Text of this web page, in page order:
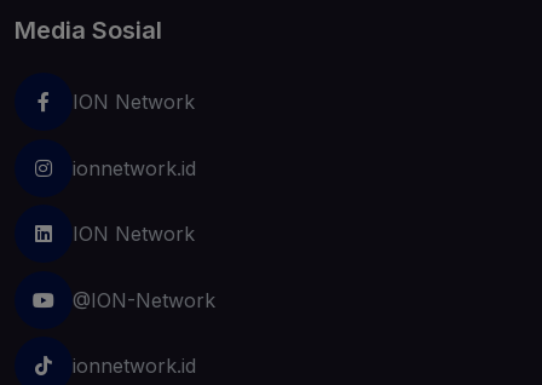
Media Sosial
ION Network
ionnetwork.id
ION Network
@ION-Network
ionnetwork.id